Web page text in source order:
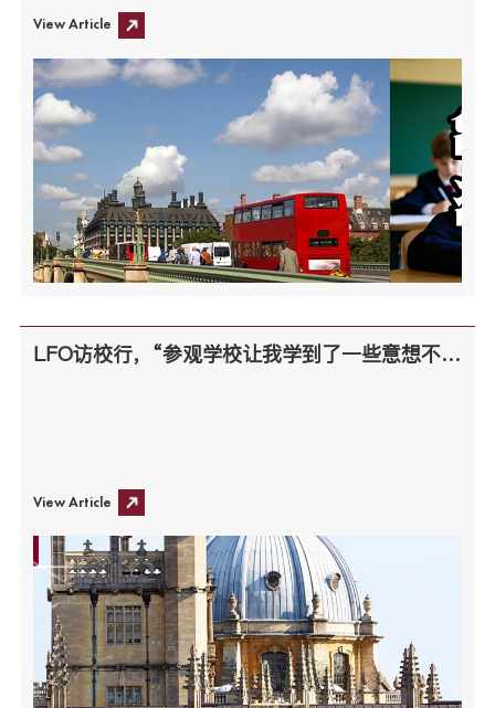
View Article
LFO访校行，“参观学校让我学到了一些意想不到的新启发”
View Article